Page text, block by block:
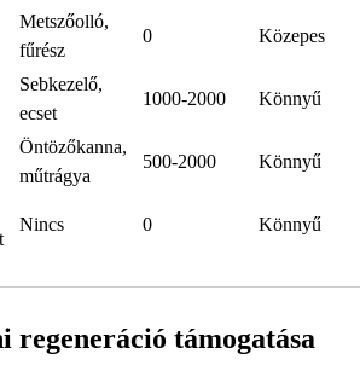
Metszőolló,
fűrész
0 Közepes
Sebkezelő,
ecset
1000-2000 Könnyű
Öntözőkanna,
műtrágya
500-2000 Könnyű
Nincs 0 Könnyű
regeneráció támogatása